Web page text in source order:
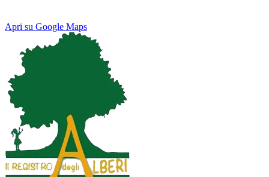
Apri su Google Maps
Map Satellite
Keyboard shortcuts